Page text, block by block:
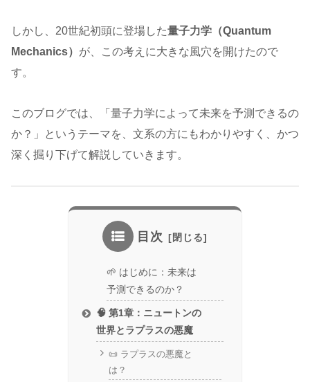
しかし、20世紀初頭に登場した量子力学（Quantum
Mechanics） が、この考えに大きな風穴を開けたので
す。
このブログでは、「量子力学によって未来を予測できるの
か？」というテーマを、文系の方にもわかりやすく、かつ
深く掘り下げて解説していきます。
目次
🌱 はじめに：未来は
予測できるのか？
🧠 第1章：ニュートンの
世界とラプラスの悪魔
📜 ラプラスの悪魔と
は？